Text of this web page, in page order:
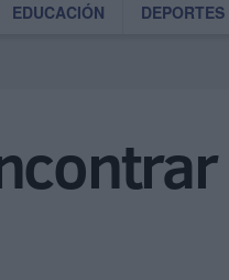
EDUCACIÓN DEPORTES